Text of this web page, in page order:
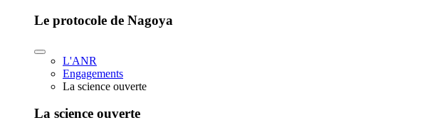
Le protocole de Nagoya
L'ANR
Engagements
La science ouverte
La science ouverte